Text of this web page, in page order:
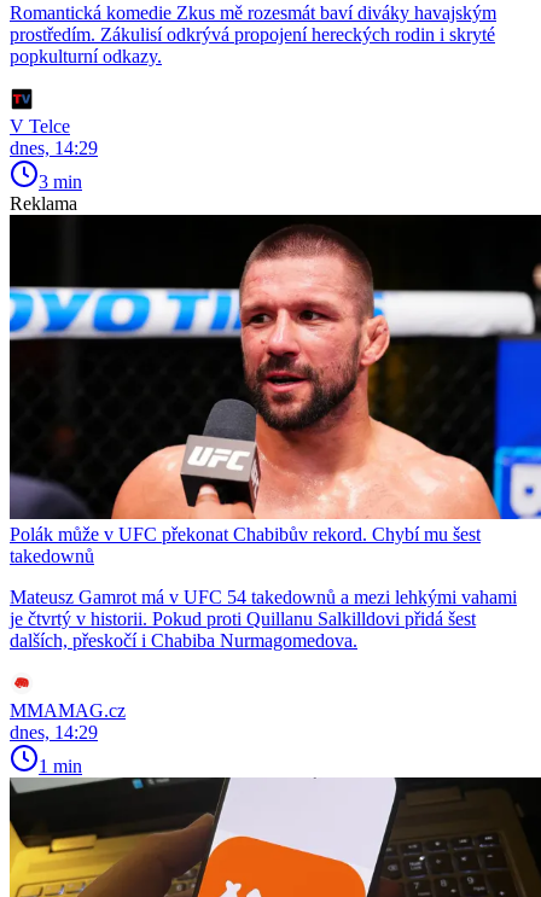
Romantická komedie Zkus mě rozesmát baví diváky havajským
prostředím. Zákulisí odkrývá propojení hereckých rodin i skryté
popkulturní odkazy.
V Telce
dnes, 14:29
3 min
Reklama
Polák může v UFC překonat Chabibův rekord. Chybí mu šest
takedownů
Mateusz Gamrot má v UFC 54 takedownů a mezi lehkými vahami
je čtvrtý v historii. Pokud proti Quillanu Salkilldovi přidá šest
dalších, přeskočí i Chabiba Nurmagomedova.
MMAMAG.cz
dnes, 14:29
1 min